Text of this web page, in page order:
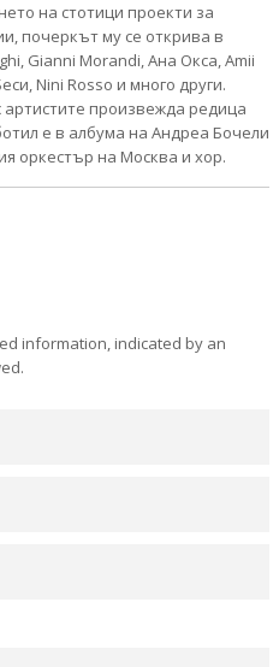
на стотици проекти за
почеркът му се открива в
Gianni Morandi, Ана Окса, Amii
Nini Rosso и много други.
произвежда редица
е в албума на Андреа Бочели
оркестър на Москва и хор.
information, indicated by an